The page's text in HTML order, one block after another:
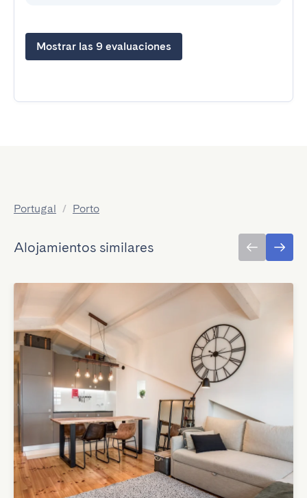
Mostrar las 9 evaluaciones
Portugal / Porto
Alojamientos similares